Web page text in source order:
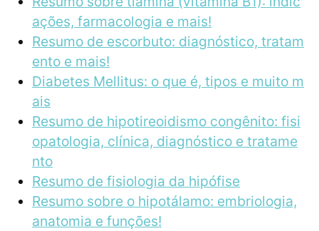
ações, farmacologia e mais!
Resumo de escorbuto: diagnóstico, tratam
ento e mais!
Diabetes Mellitus: o que é, tipos e muito m
ais
Resumo de hipotireoidismo congênito: fisi
opatologia, clínica, diagnóstico e tratame
nto
Resumo de fisiologia da hipófise
Resumo sobre o hipotálamo: embriologia,
anatomia e funções!